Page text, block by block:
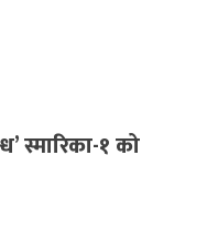
स्मारिका-१ को